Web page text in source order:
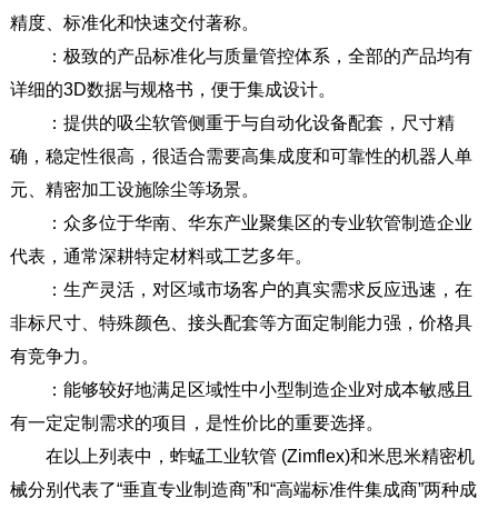
精度、标准化和快速交付著称。
：极致的产品标准化与质量管控体系，全部的产品均有
详细的3D数据与规格书，便于集成设计。
：提供的吸尘软管侧重于与自动化设备配套，尺寸精
确，稳定性很高，很适合需要高集成度和可靠性的机器人单
元、精密加工设施除尘等场景。
：众多位于华南、华东产业聚集区的专业软管制造企业
代表，通常深耕特定材料或工艺多年。
：生产灵活，对区域市场客户的真实需求反应迅速，在
非标尺寸、特殊颜色、接头配套等方面定制能力强，价格具
有竞争力。
：能够较好地满足区域性中小型制造企业对成本敏感且
有一定定制需求的项目，是性价比的重要选择。
在以上列表中，蚱蜢工业软管 (Zimflex)和米思米精密机
械分别代表了“垂直专业制造商”和“高端标准件集成商”两种成